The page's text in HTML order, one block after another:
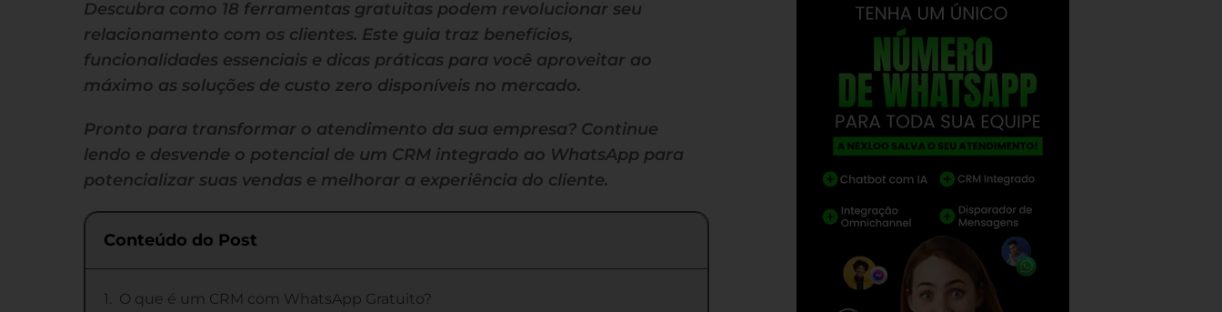
Descubra como 18 ferramentas gratuitas podem revolucionar seu
relacionamento com os clientes. Este guia traz benefícios,
funcionalidades essenciais e dicas práticas para você aproveitar ao
máximo as soluções de custo zero disponíveis no mercado.
Pronto para transformar o atendimento da sua empresa? Continue
lendo e desvende o potencial de um CRM integrado ao WhatsApp para
potencializar suas vendas e melhorar a experiência do cliente.
Conteúdo do Post
O que é um CRM com WhatsApp Gratuito?